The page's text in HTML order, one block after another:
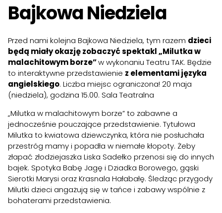
Bajkowa Niedziela
Przed nami kolejna Bajkowa Niedziela, tym razem dzieci
będą miały okazję zobaczyć spektakl „Milutka w
malachitowym borze”w wykonaniu Teatru TAK. Będzie
to interaktywne przedstawienie z elementami języka
angielskiego. Liczba miejsc ograniczona! 20 maja
(niedziela), godzina 15.00. Sala Teatralna
„Milutka w malachitowym borze” to zabawne a
jednocześnie pouczające przedstawienie. Tytułowa
Milutka to kwiatowa dziewczynka, która nie posłuchała
przestróg mamy i popadła w niemałe kłopoty. Żeby
złapać złodziejaszka Liska Sadełko przenosi się do innych
bajek. Spotyka Babę Jagę i Dziadka Borowego, gąski
Sierotki Marysi oraz Krasnala Hałabałę. Śledząc przygody
Milutki dzieci angażują się w tańce i zabawy wspólnie z
bohaterami przedstawienia.